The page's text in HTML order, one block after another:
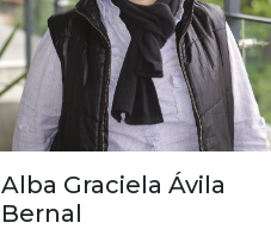
Alba Graciela Ávila
Bernal